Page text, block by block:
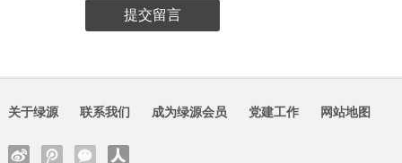
关于绿源 联系我们 成为绿源会员 党建工作 网站地图